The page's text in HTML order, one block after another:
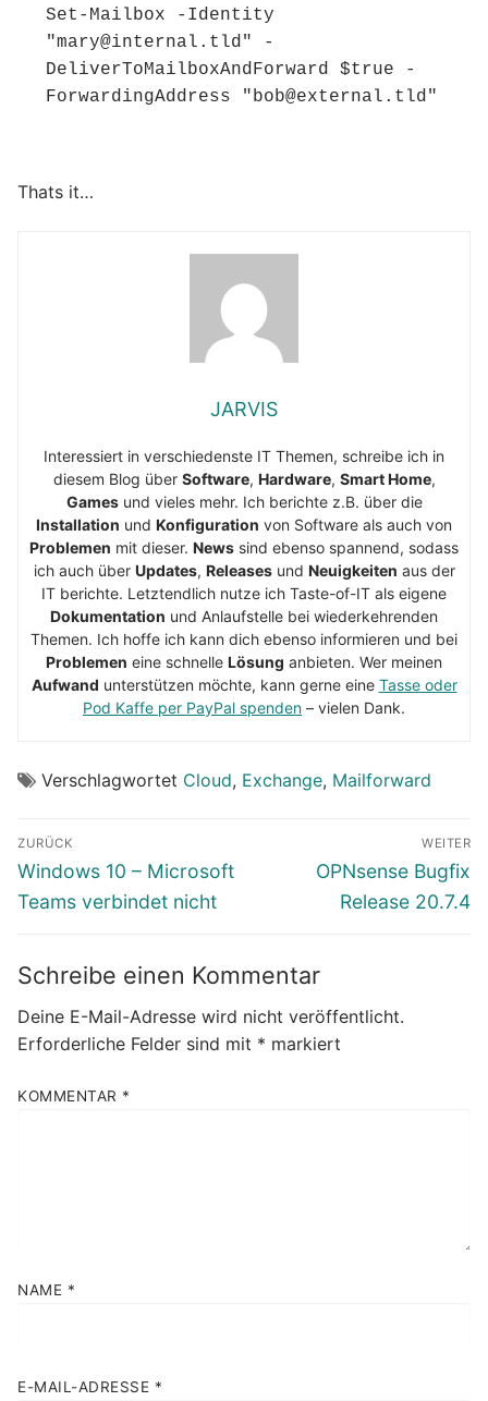
Set-Mailbox -Identity
"mary@internal.tld" -
DeliverToMailboxAndForward $true -
ForwardingAddress "bob@external.tld"
Thats it…
JARVIS
Interessiert in verschiedenste IT Themen, schreibe ich in
diesem Blog über Software, Hardware, Smart Home,
Gamesund vieles mehr. Ich berichte z.B. über die
Installation und Konfiguration von Software als auch von
Problemen mit dieser. News sind ebenso spannend, sodass
ich auch über Updates, Releasesund Neuigkeiten aus der
IT berichte. Letztendlich nutze ich Taste-of-IT als eigene
Dokumentation und Anlaufstelle bei wiederkehrenden
Themen. Ich hoffe ich kann dich ebenso informieren und bei
Problemen eine schnelle Lösung anbieten. Wer meinen
Aufwand unterstützen möchte, kann gerne eine Tasse oder
Pod Kaffe per PayPal spenden – vielen Dank.
Verschlagwortet Cloud, Exchange, Mailforward
Beitragsnavigation
ZURÜCK
Vorheriger
Beitrag:
Windows 10 – Microsoft
Teams verbindet nicht
WEITER
Nächster
Beitrag:
OPNsense Bugfix
Release 20.7.4
Schreibe einen Kommentar
Deine E-Mail-Adresse wird nicht veröffentlicht.
Erforderliche Felder sind mit * markiert
KOMMENTAR *
NAME *
E-MAIL-ADRESSE *